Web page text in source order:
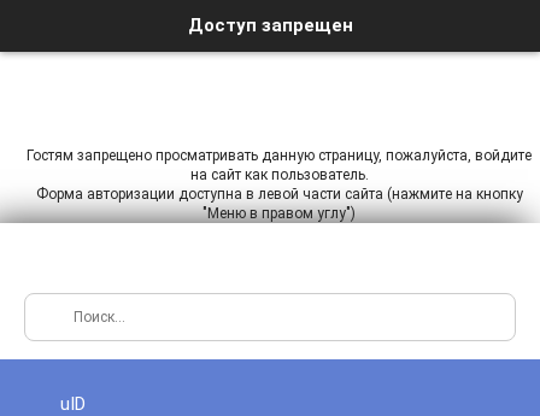
Доступ запрещен
Гостям запрещено просматривать данную страницу, пожалуйста, войдите
на сайт как пользователь.
Форма авторизации доступна в левой части сайта (нажмите на кнопку
"Меню в правом углу")
uID